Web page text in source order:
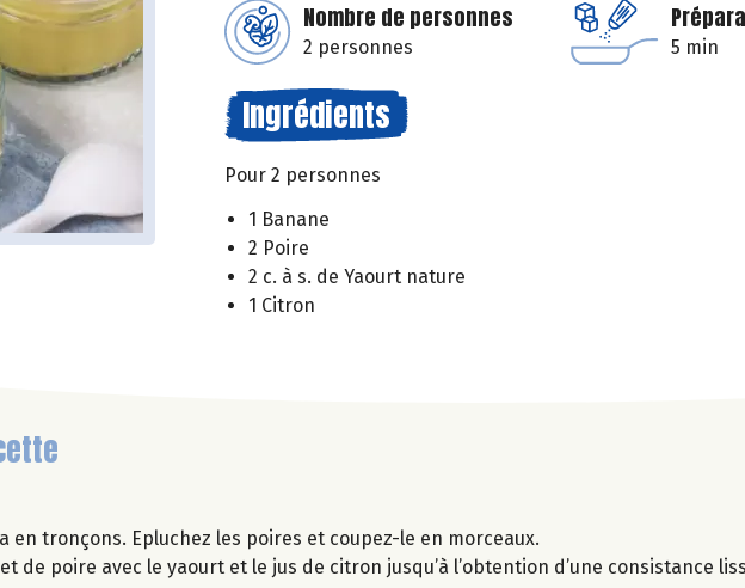
Nombre de personnes
2 personnes 5 min
Ingrédients
Pour 2 personnes
1 Banane
2 Poire
2 c. à s. de Yaourt nature
1 Citron
en tronçons. Epluchez les poires et coupez-le en morceaux.
de poire avec le yaourt et le jus de citron jusqu’à l’obtention d’une consistance